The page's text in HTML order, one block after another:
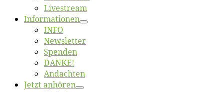
Live­stream
Informatio­nen
INFO
News­let­ter
Spen­den
DANKE!
An­dach­ten
Jetzt an­hö­ren